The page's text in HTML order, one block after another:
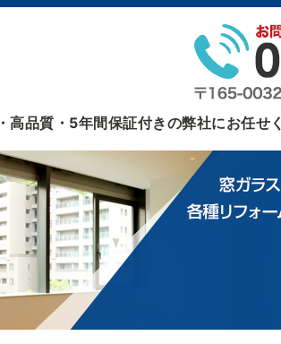
フィルム・ガラスクリーニングなら あ
高品質・5年間保証付きの弊社にお任せ